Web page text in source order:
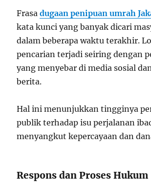
Frasadugaan penipuan umrah
kata kunci yang banyak dicari
dalam beberapa waktu terakhir.
pencarian terjadi seiring dengan
yang menyebar di media sosial
berita.
Hal ini menunjukkan tingginya
publik terhadap isu perjalanan
menyangkut kepercayaan dan
Respons dan Proses Hukum